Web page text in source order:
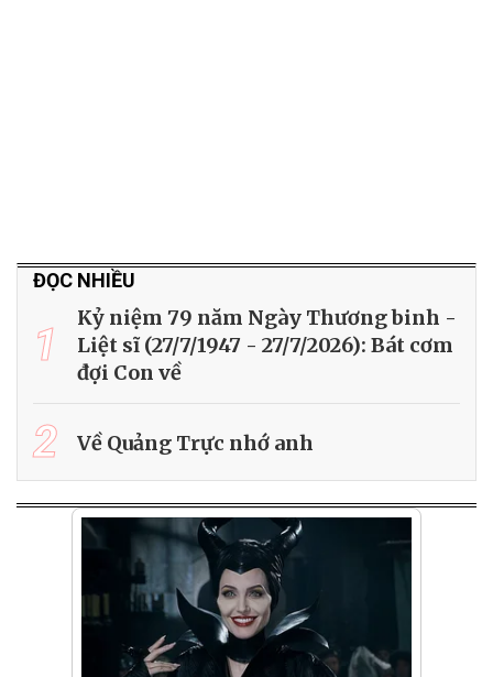
ĐỌC NHIỀU
1
Kỷ niệm 79 năm Ngày Thương binh -
Liệt sĩ (27/7/1947 - 27/7/2026): Bát cơm
đợi Con về
2 Về Quảng Trực nhớ anh